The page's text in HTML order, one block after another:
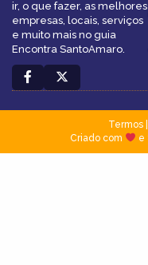
ir, o que fazer, as melhores
empresas, locais, serviços
e muito mais no guia
Encontra SantoAmaro.
Termos|
Criado com
e